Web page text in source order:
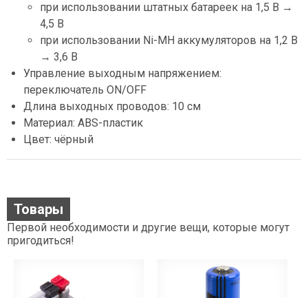
при использовании штатных батареек на 1,5 В →
4,5 В
при использовании Ni-MH аккумуляторов на 1,2 В
→ 3,6 В
Управление выходным напряжением:
переключатель ON/OFF
Длина выходных проводов: 10 см
Материал: ABS-пластик
Цвет: чёрный
Товары
Первой необходимости и другие вещи, которые могут
пригодиться!